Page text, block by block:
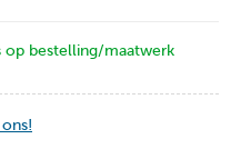
op bestelling/maatwerk